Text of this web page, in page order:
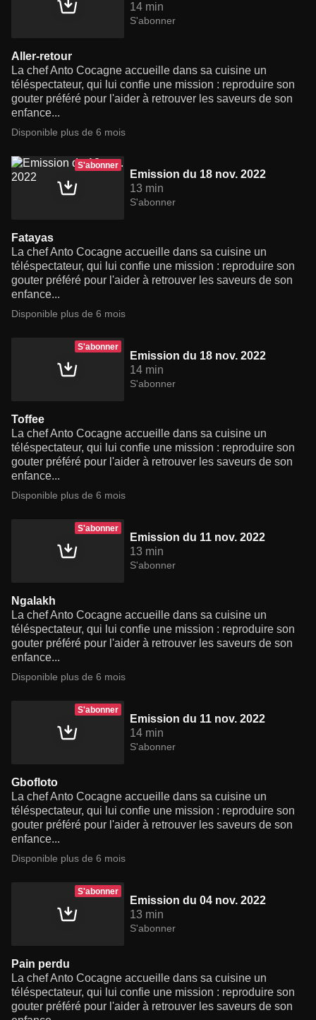
14 min
S'abonner
Aller-retour
La chef Anto Cocagne accueille dans sa cuisine un
téléspectateur, qui lui confie une mission : reproduire son
gouter préféré pour l'aider à retrouver les saveurs de son
enfance...
Disponible plus de 6 mois
S'abonner
Emission du 18 nov. 2022
13 min
S'abonner
Fatayas
La chef Anto Cocagne accueille dans sa cuisine un
téléspectateur, qui lui confie une mission : reproduire son
gouter préféré pour l'aider à retrouver les saveurs de son
enfance...
Disponible plus de 6 mois
S'abonner
Emission du 18 nov. 2022
14 min
S'abonner
Toffee
La chef Anto Cocagne accueille dans sa cuisine un
téléspectateur, qui lui confie une mission : reproduire son
gouter préféré pour l'aider à retrouver les saveurs de son
enfance...
Disponible plus de 6 mois
S'abonner
Emission du 11 nov. 2022
13 min
S'abonner
Ngalakh
La chef Anto Cocagne accueille dans sa cuisine un
téléspectateur, qui lui confie une mission : reproduire son
gouter préféré pour l'aider à retrouver les saveurs de son
enfance...
Disponible plus de 6 mois
S'abonner
Emission du 11 nov. 2022
14 min
S'abonner
Gbofloto
La chef Anto Cocagne accueille dans sa cuisine un
téléspectateur, qui lui confie une mission : reproduire son
gouter préféré pour l'aider à retrouver les saveurs de son
enfance...
Disponible plus de 6 mois
S'abonner
Emission du 04 nov. 2022
13 min
S'abonner
Pain perdu
La chef Anto Cocagne accueille dans sa cuisine un
téléspectateur, qui lui confie une mission : reproduire son
gouter préféré pour l'aider à retrouver les saveurs de son